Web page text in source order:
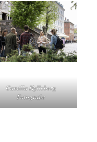
Camilla Hylleberg
Fotografie